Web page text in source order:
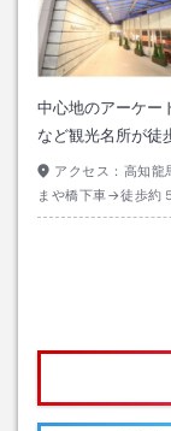
中心地のアーケー
など観光名所が徒
アクセス： 高知龍
まや橋下車→徒歩約